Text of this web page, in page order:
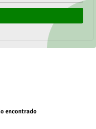
encontrado